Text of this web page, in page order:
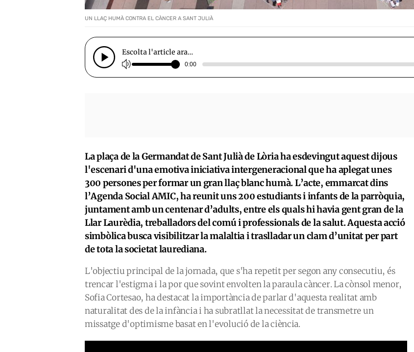
UN LLAÇ HUMÀ CONTRA EL CÀNCER A SANT JULIÀ
Escolta l'article ara…
0:00
La plaça de la Germandat de Sant Julià de Lòria ha esdevingut aquest dijous
l'escenari d'una emotiva iniciativa intergeneracional que ha aplegat unes
300 persones per formar un gran llaç blanc humà. L’acte, emmarcat dins
l’Agenda Social AMIC, ha reunit uns 200 estudiants i infants de la parròquia,
juntament amb un centenar d’adults, entre els quals hi havia gent gran de la
Llar Laurèdia, treballadors del comú i professionals de la salut. Aquesta acció
simbòlica busca visibilitzar la malaltia i traslladar un clam d’unitat per part
de tota la societat laurediana.
L'objectiu principal de la jornada, que s'ha repetit per segon any consecutiu, és
trencar l'estigma i la por que sovint envolten la paraula càncer. La cònsol menor,
Sofia Cortesao, ha destacat la importància de parlar d'aquesta realitat amb
naturalitat des de la infància i ha subratllat la necessitat de transmetre un
missatge d'optimisme basat en l'evolució de la ciència.